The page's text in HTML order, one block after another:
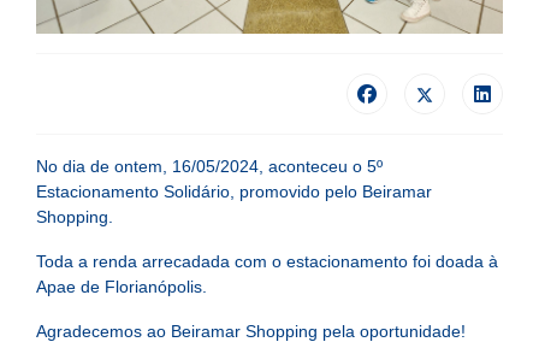
No dia de ontem, 16/05/2024, aconteceu o 5º
Estacionamento Solidário, promovido pelo Beiramar
Shopping.
Toda a renda arrecadada com o estacionamento foi doada à
Apae de Florianópolis.
Agradecemos ao Beiramar Shopping pela oportunidade!